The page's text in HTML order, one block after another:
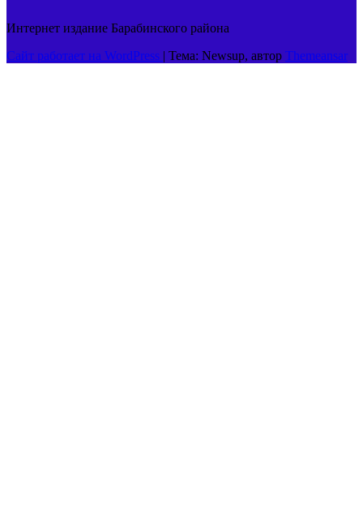
Интернет издание Барабинского района
Сайт работает на WordPress | Тема: Newsup, автор Themeansar